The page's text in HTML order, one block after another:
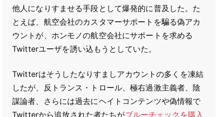
他人になりすませる手段として爆発的に普及した。た
とえば、航空会社のカスタマーサポートを騙る偽アカ
ウントが、ホンモノの航空会社にサポートを求める
Twitterユーザを誘い込もうとしていた。
Twitterはそうしたなりすましアカウントの多くを凍結
したが、反トランス・トロール、極右過激主義者、陰
謀論者、さらには過去にヘイトコンテンツや偽情報で
Twitterから追放された者たちがブルーチェックを購入